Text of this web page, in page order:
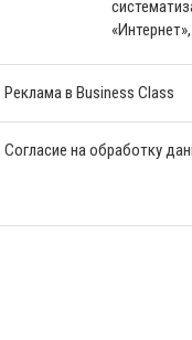
Реклама в Business Class
Согласие на обработку